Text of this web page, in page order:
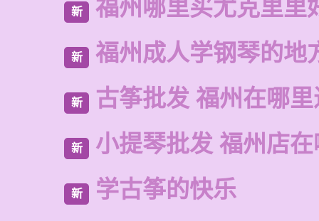
新 福州哪里买尤克里里
新 福州成人学钢琴的地
新 古筝批发 福州在哪
新 小提琴批发 福州店
新 学古筝的快乐